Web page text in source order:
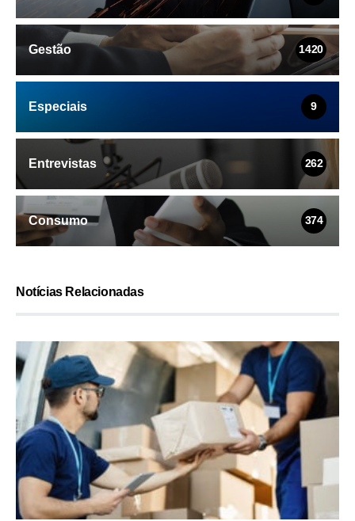
Gestão 1420
Especiais 9
Entrevistas 262
Consumo 374
Notícias Relacionadas